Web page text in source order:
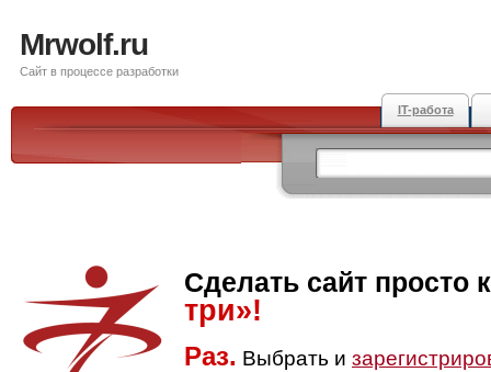
Mrwolf.ru
Сайт в процессе разработки
IT-работа
Сделать сайт просто
три»!
Раз. Выбрать и